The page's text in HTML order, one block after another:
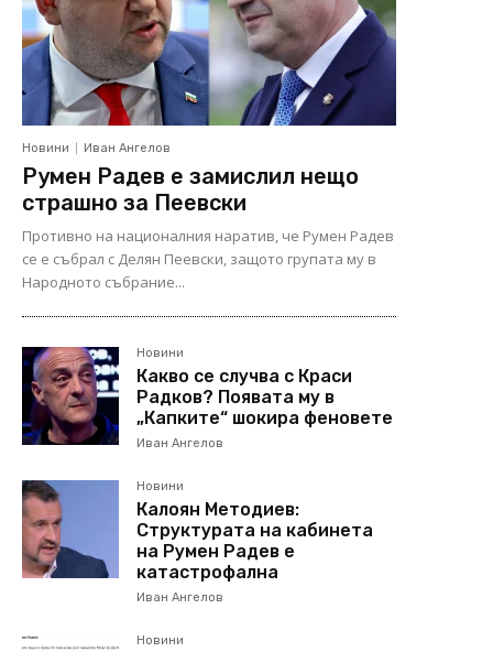
Новини Иван Ангелов
Румен Радев е замислил нещо
страшно за Пеевски
Противно на националния наратив, че Румен Радев
се е събрал с Делян Пеевски, защото групата му в
Народното събрание...
Новини
Какво се случва с Краси
Радков? Появата му в
„Капките“ шокира феновете
Иван Ангелов
Новини
Калоян Методиев:
Структурата на кабинета
на Румен Радев е
катастрофална
Иван Ангелов
Новини